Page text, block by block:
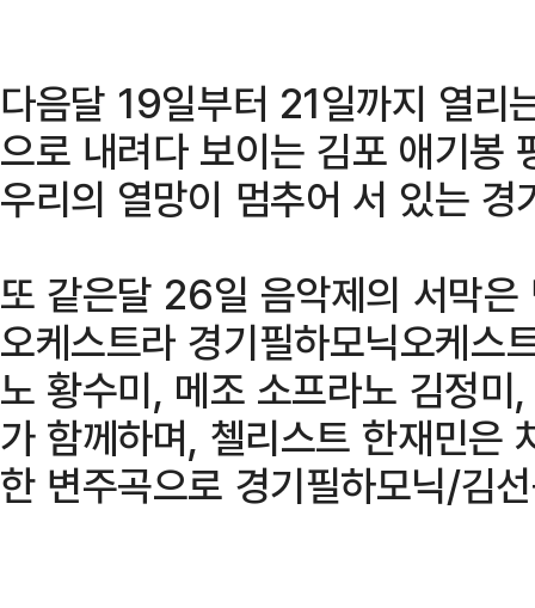
다음달 19일부터 21일까지 열리
으로 내려다 보이는 김포 애기봉
우리의 열망이 멈추어 서 있는
또 같은달 26일 음악제의 서막
오케스트라 경기필하모닉오케스
노 황수미, 메조 소프라노 김정
가 함께하며, 첼리스트 한재민은
한 변주곡으로 경기필하모닉/김